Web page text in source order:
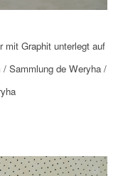
mit Graphit unterlegt auf
Sammlung de Weryha /